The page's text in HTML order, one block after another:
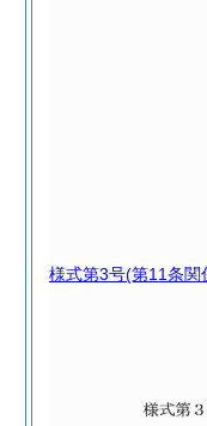
様式第3号(第11条関